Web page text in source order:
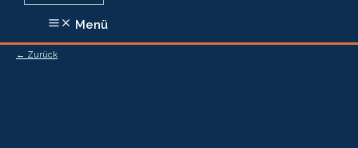
springen
Menü
← Zurück